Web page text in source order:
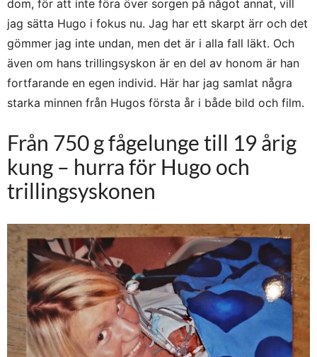
dom, för att inte föra över sorgen på något annat, vill
jag sätta Hugo i fokus nu. Jag har ett skarpt ärr och det
gömmer jag inte undan, men det är i alla fall läkt. Och
även om hans trillingsyskon är en del av honom är han
fortfarande en egen individ. Här har jag samlat några
starka minnen från Hugos första år i både bild och film.
Från 750 g fågelunge till 19 årig
kung – hurra för Hugo och
trillingsyskonen